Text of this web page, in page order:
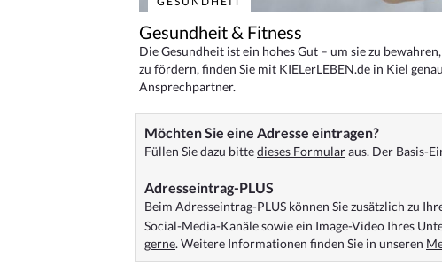
Gesundheit & Fitness
Die Gesundheit ist ein hohes Gut – um sie zu
zu fördern, finden Sie mit KIELerLEBEN.de in Kiel
Ansprechpartner.
Möchten Sie eine Adresse eintragen?
Füllen Sie dazu bittedieses Formularaus. Der Basis-
Adresseintrag-PLUS
Beim Adresseintrag-PLUS können Sie zusätzlich zu
Social-Media-Kanäle sowie ein Image-Video Ihres
gerne. Weitere Informationen finden Sie in unseren